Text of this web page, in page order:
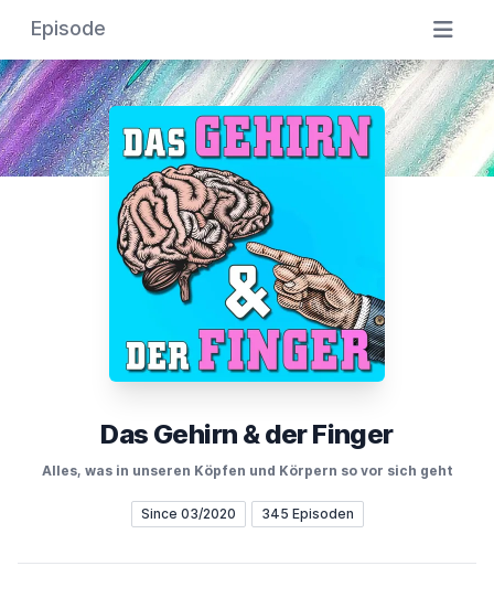
Episode
Das Gehirn & der Finger
Alles, was in unseren Köpfen und Körpern so vor sich geht
Since 03/2020 345 Episoden